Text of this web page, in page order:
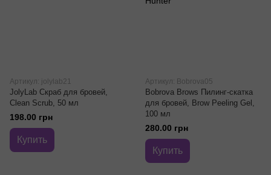
Артикул: jolylab21
JolyLab Скраб для бровей,
Clean Scrub, 50 мл
198.00 грн
Купить
Артикул: Bobrova05
Bobrova Brows Пилинг-скатка
для бровей, Brow Peeling Gel,
100 мл
280.00 грн
Купить